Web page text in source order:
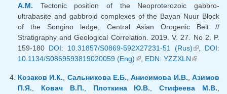
A.M. Tectonic position of the Neoproterozoic gabbro-
ultrabasite and gabbroid complexes of the Bayan Nuur Block
of the Songino ledge, Central Asian Orogenic Belt //
Stratigraphy and Geological Correlation. 2019. V. 27. No 2. P.
159-180 DOI: 10.31857/S0869-592X27231-51 (Rus)(внешняя
ссылка)
DOI:
10.1134/S0869593819020059 (Eng)(внешняя ссылка)
EDN: YZZXLN(внешняя
Козаков И.К.
Сальникова Е.Б. ,Анисимова И.В. ,Азимов
П.Я.
Ковач В.П. Плоткина Ю.В. ,Стифеева М.В.